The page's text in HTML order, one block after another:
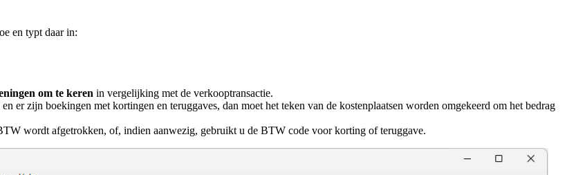
en typt daar in:
om te keren in vergelijking met de verkooptransactie.
er zijn boekingen met kortingen en teruggaves, dan moet het teken van de kostenplaatsen worden omgekeerd om het bedrag
wordt afgetrokken, of, indien aanwezig, gebruikt u de BTW code voor korting of teruggave.